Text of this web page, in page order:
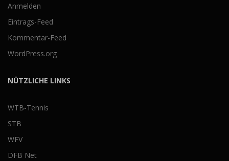
Anmelden
Eintrags-Feed
Kommentar-Feed
WordPress.org
NÜTZLICHE LINKS
WTB-Tennis
STB
WFV
DFB Net